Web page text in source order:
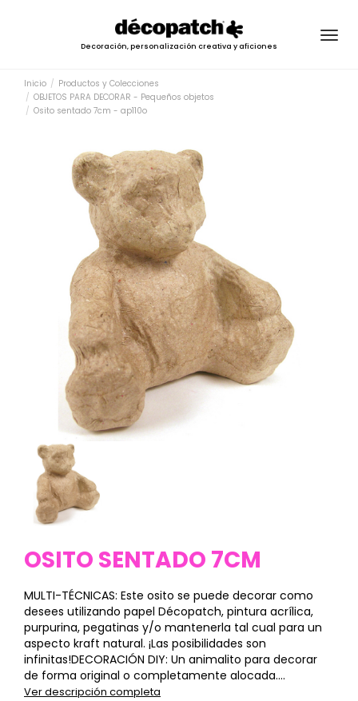
Decoración, personalización creativa y aficiones
Inicio
Productos y Colecciones
OBJETOS PARA DECORAR - Pequeños objetos
Osito sentado 7cm - ap110o
OSITO SENTADO 7CM
MULTI-TÉCNICAS: Este osito se puede decorar como
desees utilizando papel Décopatch, pintura acrílica,
purpurina, pegatinas y/o mantenerla tal cual para un
aspecto kraft natural. ¡Las posibilidades son
infinitas!DECORACIÓN DIY: Un animalito para decorar
de forma original o completamente alocada....
Ver descripción completa